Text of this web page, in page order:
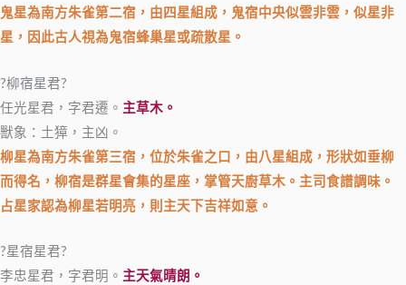
鬼星為南方朱雀第二宿，由四星組成，鬼宿中央似雲非雲，似星非
星，因此古人視為鬼宿蜂巢星或疏散星。
?柳宿星君?
任光星君，字君遷。 主草木。
獸象：土獐，主凶。
柳星為南方朱雀第三宿，位於朱雀之口，由八星組成，形狀如垂柳
而得名，柳宿是群星會集的星座，掌管天廚草木。主司食譜調味。
占星家認為柳星若明亮，則主天下吉祥如意。
?星宿星君?
李忠星君，字君明。 主天氣晴朗。